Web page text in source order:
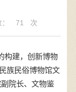
71 次
构建，创新博物
族民俗博物馆文
院长、文物鉴